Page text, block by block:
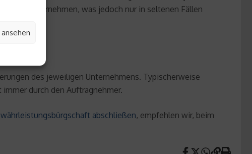
vornehmen, was jedoch nur in seltenen Fällen
des jeweiligen Unternehmens. Typischerweise
durch den Auftragnehmer.
abschließen, empfehlen wir, beim